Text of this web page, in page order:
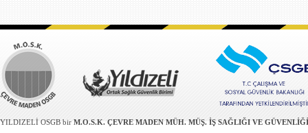
YILDIZELİ OSGB bir M.O.S.K. ÇEVRE MADEN MÜH. MÜŞ. İŞ SAĞLIĞI VE